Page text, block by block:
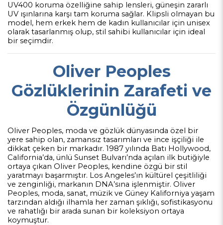
UV400 koruma özelliğine sahip lensleri, güneşin zararlı
UV ışınlarına karşı tam koruma sağlar. Klipsli olmayan bu
model, hem erkek hem de kadın kullanıcılar için unisex
olarak tasarlanmış olup, stil sahibi kullanıcılar için ideal
bir seçimdir.
Oliver Peoples
Gözlüklerinin Zarafeti ve
Özgünlüğü
Oliver Peoples, moda ve gözlük dünyasında özel bir
yere sahip olan, zamansız tasarımları ve ince işçiliği ile
dikkat çeken bir markadır. 1987 yılında Batı Hollywood,
California’da, ünlü Sunset Bulvarı’nda açılan ilk butiğiyle
ortaya çıkan Oliver Peoples, kendine özgü bir stil
yaratmayı başarmıştır. Los Angeles’ın kültürel çeşitliliği
ve zenginliği, markanın DNA’sına işlenmiştir. Oliver
Peoples, moda, sanat, müzik ve Güney Kaliforniya yaşam
tarzından aldığı ilhamla her zaman şıklığı, sofistikasyonu
ve rahatlığı bir arada sunan bir koleksiyon ortaya
koymuştur.